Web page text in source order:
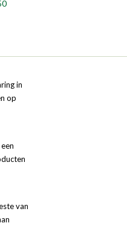
in
op
van